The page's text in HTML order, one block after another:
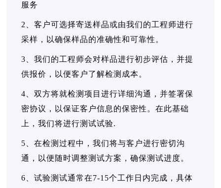
服务
2、客户可选择寄送样品或由我们的工程师进行
采样，以确保样品的准确性和可靠性。
3、我们的工程师会对样品进行初步评估，并提
供报价，以便客户了解检测成本。
4、双方将就检测项目进行详细沟通，并签署保
密协议，以保证客户信息的保密性。在此基础
上，我们将进行测试试验.
5、在检测过程中，我们将与客户进行密切沟
通，以便随时调整测试方案，确保测试进度。
6、试验测试通常在7-15个工作日内完成，具体